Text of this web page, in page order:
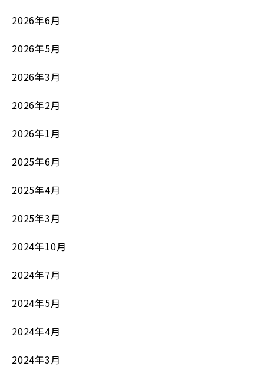
2026年6月
2026年5月
2026年3月
2026年2月
2026年1月
2025年6月
2025年4月
2025年3月
2024年10月
2024年7月
2024年5月
2024年4月
2024年3月